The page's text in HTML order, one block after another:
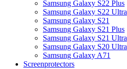
Samsung Galaxy S22 Plus
Samsung Galaxy S22 Ultra
Samsung Galaxy S21
Samsung Galaxy S21 Plus
Samsung Galaxy S21 Ultra
Samsung Galaxy S20 Ultra
Samsung Galaxy A71
Screenprotectors